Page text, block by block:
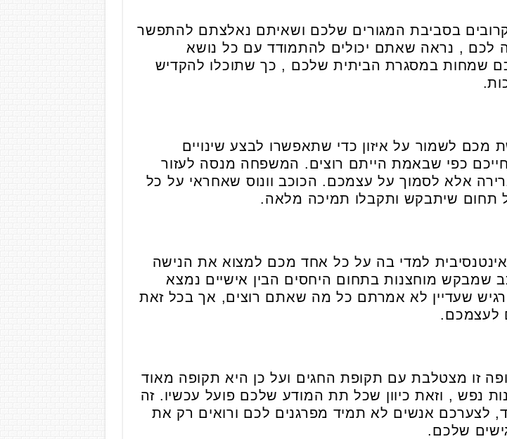
בסביבת המגורים שלכם ושאיתם נאלצתם להתפשר
לכם , נראה שאתם יכולים להתמודד עם כל נושא
שמחות במסגרת הביתית שלכם , כך שתוכלו להקדיש
לשמור על איזון כדי שתאפשרו לבצע שינויים
כפי שבאמת הייתם רוצים. המשפחה מנסה לעזור
אלא לסמוך על עצמכם. הכוכב וונוס שאחראי על כל
תחום שיתבקש ותקבלו תמיכה מלאה.
אינטנסיבית למדי בה על כל אחד מכם למצוא את הנישה
שמבקש מוחצנות בתחום היחסים הבין אישיים נמצא
שעדיין לא אמרתם כל מה שאתם רוצים, אך בכל זאת
לעצמכם.
זו מצטלבת עם תקופת החגים ועל כן היא תקופה מאוד
נפש , וזאת כיוון שכל תת המודע שלכם פועל עכשיו. זה
לצערכם אנשים לא תמיד מפרגנים לכם ורואים רק את
שלכם.